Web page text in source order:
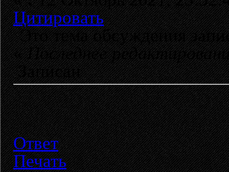
Цитировать
Это тема обсуждения
«Последнее
Записан
Ответ
Печать